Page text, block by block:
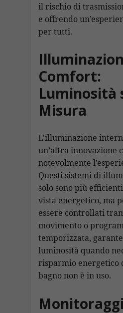
il rischio di
e offrendo
per tutti.
Comfort:
Luminosità
Misura
L’illuminazione
un’altra innovazione
notevolmente
Questi sistemi di
solo sono più
vista energetico, ma
essere controllati
movimento o
temporizzata,
luminosità quando
risparmio energetico
bagno non è in uso.